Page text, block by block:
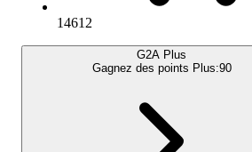
14612
G2A Plus
Gagnez des points Plus:90